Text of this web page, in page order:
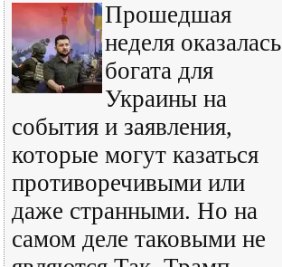
Прошедшая
неделя оказалась
богата для
Украины на
события и заявления,
которые могут казаться
противоречивыми или
даже странными. Но на
самом деле таковыми не